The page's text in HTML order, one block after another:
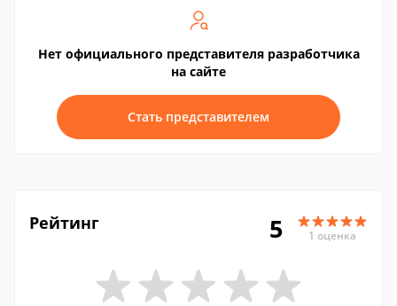
Нет официального представителя разработчика
на сайте
Стать представителем
Рейтинг 5 1 оценка